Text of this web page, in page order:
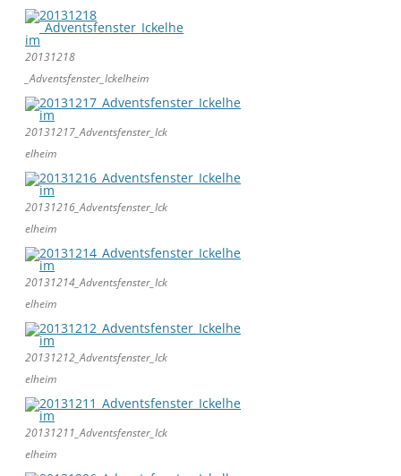
20131218
_Adventsfenster_Ickelheim
20131217_Adventsfenster_Ick
elheim
20131216_Adventsfenster_Ick
elheim
20131214_Adventsfenster_Ick
elheim
20131212_Adventsfenster_Ick
elheim
20131211_Adventsfenster_Ick
elheim